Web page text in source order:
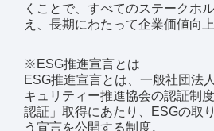
くことで、すべてのステークホ
え、長期にわたって企業価値向
※ESG推進宣言とは
ESG推進宣言とは、一般社団法
キュリティー推進協会の認証制
認証」取得にあたり、ESGの取
う宣言を公開する制度。